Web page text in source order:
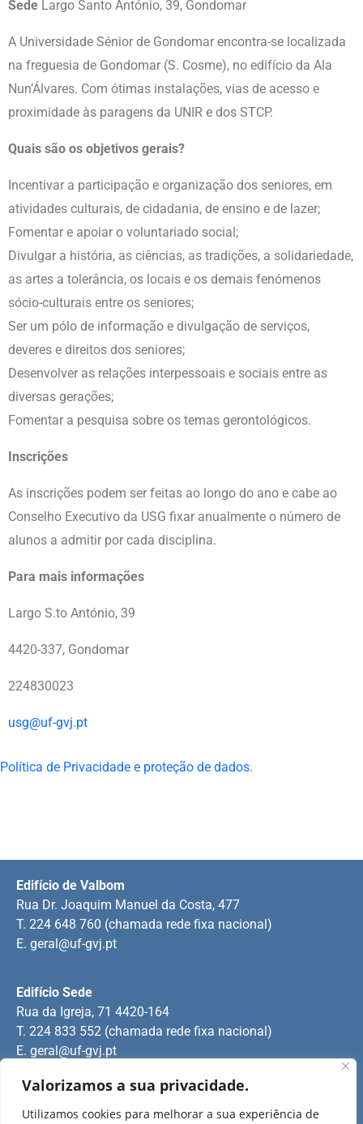
Valorizamos a sua privacidade.
Utilizamos cookies para melhorar a sua experiência de
Sede Largo Santo António, 39, Gondomar
A Universidade Sénior de Gondomar encontra-se localizada
na freguesia de Gondomar (S. Cosme), no edifício da Ala
Nun’Álvares. Com ótimas instalações, vias de acesso e
proximidade às paragens da UNIR e dos STCP.
Quais são os objetivos gerais?
Incentivar a participação e organização dos seniores, em
atividades culturais, de cidadania, de ensino e de lazer;
Fomentar e apoiar o voluntariado social;
Divulgar a história, as ciências, as tradições, a solidariedade,
as artes a tolerância, os locais e os demais fenómenos
sócio-culturais entre os seniores;
Ser um pólo de informação e divulgação de serviços,
deveres e direitos dos seniores;
Desenvolver as relações interpessoais e sociais entre as
diversas gerações;
Fomentar a pesquisa sobre os temas gerontológicos.
Inscrições
As inscrições podem ser feitas ao longo do ano e cabe ao
Conselho Executivo da USG fixar anualmente o número de
alunos a admitir por cada disciplina.
Para mais informações
Largo S.to António, 39
4420-337, Gondomar
224830023
usg@uf-gvj.pt
Política de Privacidade e proteção de dados.
Rua Manuel Pinto Martins
Edifício Sede
Rua da Igreja, 71 4420-164
T. 224 833 552 (chamada rede fixa nacional)
E. geral@uf-gvj.pt
Edifício de Valbom
Rua Dr. Joaquim Manuel da Costa, 477
T. 224 648 760 (chamada rede fixa nacional)
E. geral@uf-gvj.pt